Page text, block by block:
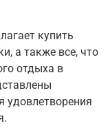
купить
а также все, что
отдыха в
удовлетворения